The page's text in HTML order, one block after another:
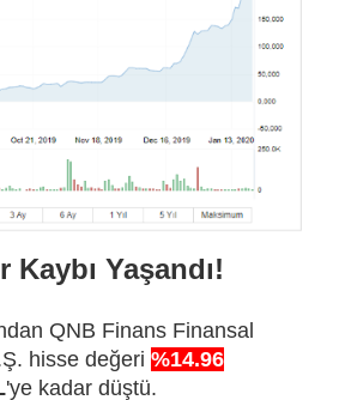
Kaybı Yaşandı!
QNB Finans Finansal
hisse değeri %14.96
'ye kadar düştü.